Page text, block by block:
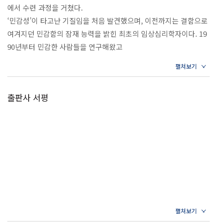
에서 수련 과정을 거쳤다.
‘민감성’이 타고난 기질임을 처음 발견했으며, 이전까지는 결함으로
여겨지던 민감함의 잠재 능력을 밝힌 최초의 임상심리학자이다. 19
90년부터 민감한 사람들을 연구해왔고
발표했다. 남편인 아서 아론 박사와 함께 친밀한 관계와 사랑에 관한
민감성을 연구하는 재단을 설립하여 민감한 사람을 위한 웹사이트
출판사 서평